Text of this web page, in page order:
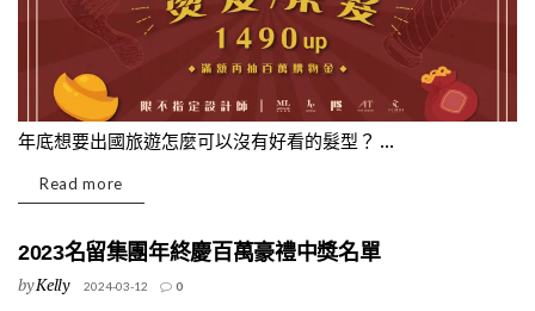
年底想要出國旅遊怎麼可以沒有好看的髮型？ ...
Read more
2023名留集團年終慶百萬豪禮中獎名單
byKelly 2024-03-12 0